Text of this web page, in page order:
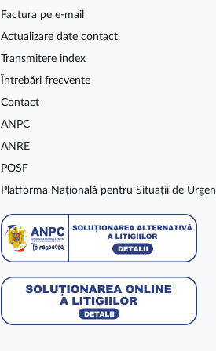
Factura pe e-mail
Actualizare date contact
Transmitere index
Întrebări frecvente
Contact
ANPC
ANRE
POSF
Platforma Națională pentru Situații de